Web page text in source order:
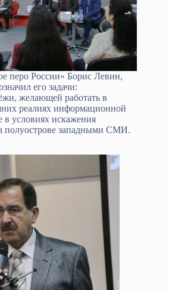
перо России» Борис Левин,
его задачи:
желающей работать в
реалиях информационной
условиях искажения
полуострове западными СМИ.